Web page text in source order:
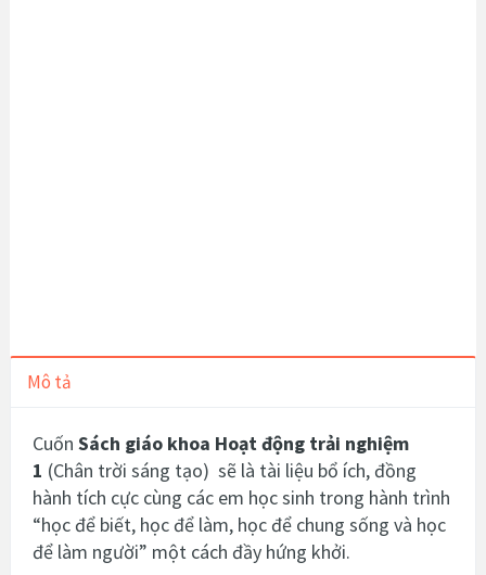
Mô tả
Cuốn Sách giáo khoa Hoạt động trải nghiệm
1 (Chân trời sáng tạo) sẽ là tài liệu bổ ích, đồng
hành tích cực cùng các em học sinh trong hành trình
“học để biết, học để làm, học để chung sống và học
để làm người” một cách đầy hứng khởi.